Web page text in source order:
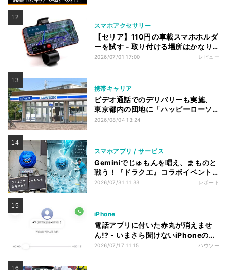
スマホアクセサリー
【セリア】110円の車載スマホホルダ
ーを試す - 取り付ける場所はかなり
選ぶ
2026/07/01 17:00 レビュー
携帯キャリア
ビデオ通話でのデリバリーも実施、
東京都内の団地に「ハッピーローソ
ンタウン」開店
2026/08/04 13:24
スマホアプリ / サービス
Geminiでじゅもんを唱え、まものと
戦う！『ドラクエ』コラボイベント
『ジェミニクエスト』を体験してき
2026/07/31 11:33 レポート
iPhone
電話アプリに付いた赤丸が消えませ
ん!? - いまさら聞けないiPhoneのな
ぜ
2026/07/17 11:15 ハウツー